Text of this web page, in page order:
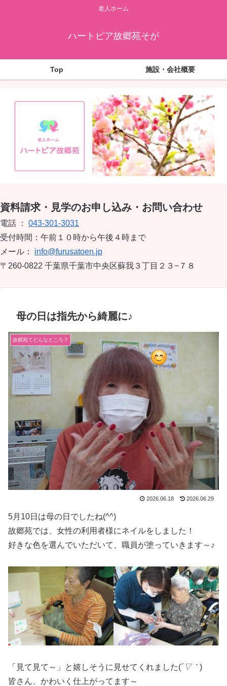
老人ホーム
ハートピア故郷苑そが
Top 施設・会社概要
資料請求・見学のお申し込み・お問い合わせ
電話 ： 043-301-3031
受付時間：午前１０時から午後４時まで
メール： info@furusatoen.jp
〒260-0822 千葉県千葉市中央区蘇我３丁目２３−７８
母の日は指先から綺麗に♪
故郷苑てどんなところ？
2026.06.18 2026.06.29
5月10日は母の日でしたね(^^)
故郷苑では、女性の利用者様にネイルをしました！
好きな色を選んでいただいて、職員が塗っていきます～♪
「見て見て～」と嬉しそうに見せてくれました(´▽｀ )
皆さん、かわいく仕上がってます～